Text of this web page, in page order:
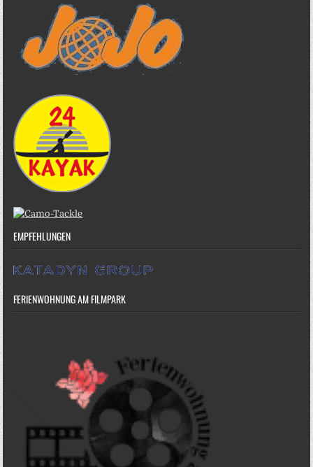
EMPFEHLUNGEN
FERIENWOHNUNG AM FILMPARK